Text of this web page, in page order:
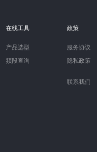
在线工具
产品选型
频段查询
政策
服务协议
隐私政策
联系我们